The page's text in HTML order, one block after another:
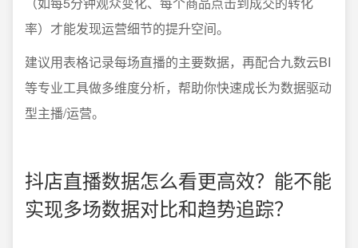
率）才能发现运营细节的提升空间。
建议用表格记录每场直播的主要数据，再配合九数云BI
等专业工具做多维度分析，帮助你快速成长为数据驱动
型主播/运营。
抖店直播数据怎么看更高效？能不能
实现多场数据对比和趋势追踪？